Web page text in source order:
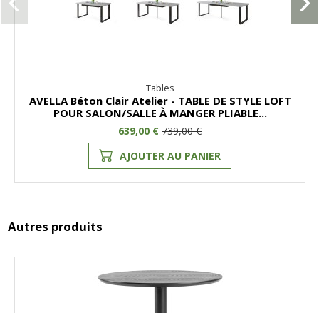
Tables
AVELLA Béton Clair Atelier - TABLE DE STYLE LOFT
POUR SALON/SALLE À MANGER PLIABLE...
639,00 € 739,00 €
AJOUTER AU PANIER
Autres produits